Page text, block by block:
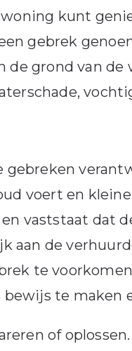
kunt
gebrek
grond van
gebreken
voert en
vaststaat dat
aan de
te
bewijs te maken
of